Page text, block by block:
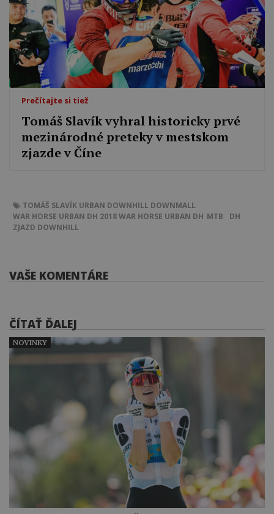
Prečítajte si tiež
Tomáš Slavík vyhral historicky prvé
mezinárodné preteky v mestskom
zjazde v Číne
TOMÁŠ SLAVÍK URBAN DOWNHILL DOWNMALL
WAR HORSE URBAN DH 2018WAR HORSE URBAN DH MTB
DH
ZJAZD DOWNHILL
VAŠE KOMENTÁRE
ČÍTAŤ ĎALEJ
NOVINKY